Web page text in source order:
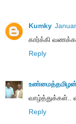
Kumky
கார்க்கி
Reply
வாழ்த்துக்கள்..
Reply